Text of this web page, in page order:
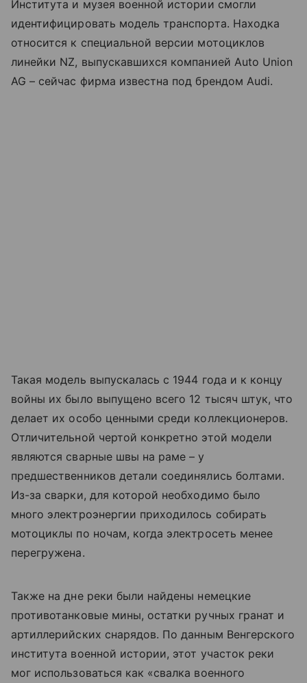
Института и музея военной истории смогли
идентифицировать модель транспорта. Находка
относится к специальной версии мотоциклов
линейки NZ, выпускавшихся компанией Auto Union
AG – сейчас фирма известна под брендом Audi.
Такая модель выпускалась с 1944 года и к концу
войны их было выпущено всего 12 тысяч штук, что
делает их особо ценными среди коллекционеров.
Отличительной чертой конкретно этой модели
являются сварные швы на раме – у
предшественников детали соединялись болтами.
Из-за сварки, для которой необходимо было
много электроэнергии приходилось собирать
мотоциклы по ночам, когда электросеть менее
перегружена.
Также на дне реки были найдены немецкие
противотанковые мины, остатки ручных гранат и
артиллерийских снарядов. По данным Венгерского
института военной истории, этот участок реки
мог использоваться как «свалка военного